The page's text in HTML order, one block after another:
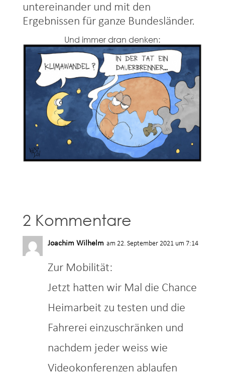
untereinander und mit den
Ergebnissen für ganze Bundesländer.
Und immer dran denken:
2 Kommentare
Joachim Wilhelm am 22. September 2021 um 7:14
Zur Mobilität:
Jetzt hatten wir Mal die Chance
Heimarbeit zu testen und die
Fahrerei einzuschränken und
nachdem jeder weiss wie
Videokonferenzen ablaufen